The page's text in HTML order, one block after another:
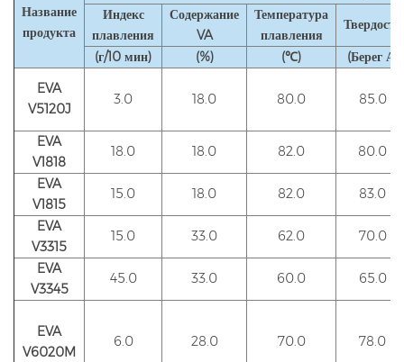
Название
продукта
Индекс
плавления
Содержание
VA
Температура
плавления
Твердость
(г/10 мин)
(%) (℃)
(Берег А)
EVA
V5120J
3.0 18.0 80.0 85.0
EVA
V1818
18.0 18.0 82.0
80.0
EVA
V1815
15.0 18.0 82.0
83.0
EVA
V3315
15.0 33.0 62.0
70.0
EVA
V3345
45.0 33.0 60.0 65.0
EVA
V6020M
6.0 28.0 70.0 78.0